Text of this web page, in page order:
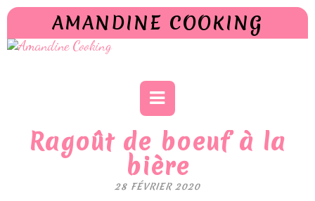
AMANDINE COOKING
Ragoût de boeuf à la
bière
28 FÉVRIER 2020